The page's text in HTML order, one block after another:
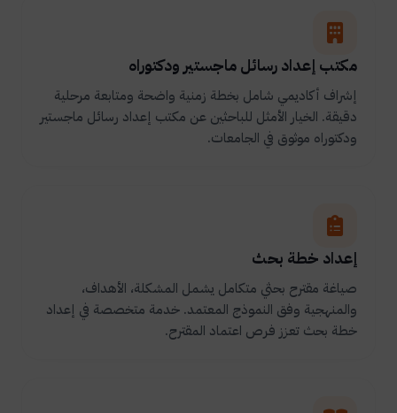
مكتب إعداد رسائل ماجستير ودكتوراه
إشراف أكاديمي شامل بخطة زمنية واضحة ومتابعة مرحلية
دقيقة. الخيار الأمثل للباحثين عن مكتب إعداد رسائل ماجستير
ودكتوراه موثوق في الجامعات.
إعداد خطة بحث
صياغة مقترح بحثي متكامل يشمل المشكلة، الأهداف،
والمنهجية وفق النموذج المعتمد. خدمة متخصصة في إعداد
خطة بحث تعزز فرص اعتماد المقترح.